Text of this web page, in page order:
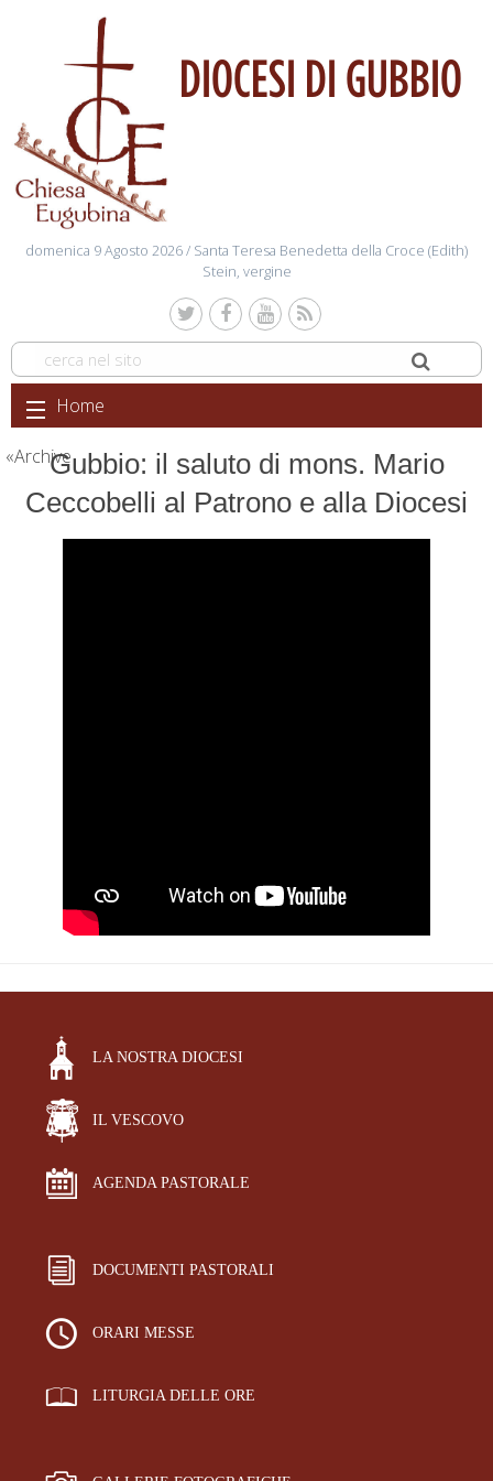
DIOCESI DI GUBBIO
domenica 9 Agosto 2026 / Santa Teresa Benedetta della Croce (Edith)
Stein, vergine
Skip
to
content
Home
ArchiveGubbio: il saluto di mons. Mario
Ceccobelli al Patrono e alla Diocesi
LA NOSTRA DIOCESI
IL VESCOVO
AGENDA PASTORALE
DOCUMENTI PASTORALI
ORARI MESSE
LITURGIA DELLE ORE